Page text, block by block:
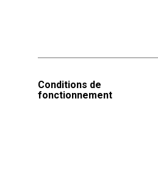
Conditions de
fonctionnement